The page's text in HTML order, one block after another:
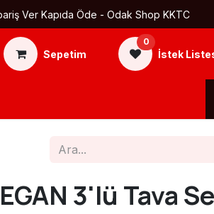
Ver Kapıda Öde - Odak Shop KKTC
Sepetim
0
İstek
3'lü Tava